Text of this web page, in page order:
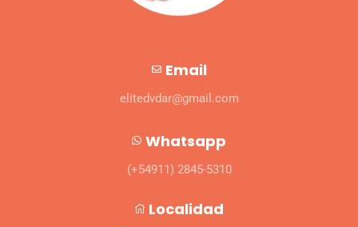
Email
elitedvdar@gmail.com
Whatsapp
(+54911) 2845-5310
Localidad